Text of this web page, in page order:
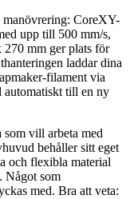
CoreXY-
upp till 500 mm/s,
270 mm ger plats för
laddar dina
filament via
till en ny
vill arbeta med
behåller sitt eget
och flexibla material
Något som
med. Bra att veta: